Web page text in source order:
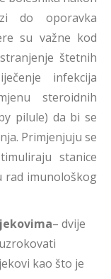
do oporavka
su važne kod
štetnih
infekcija
steroidnih
pilule) da bi se
Primjenjuju se
stanice
rad imunološkog
– dvije
kao što je